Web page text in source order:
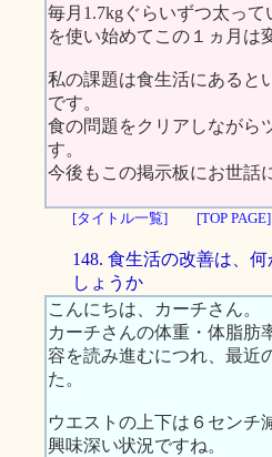
毎月1.7kgぐらいずつ太っ
を使い始めてこの１ヵ月は
私の課題は食生活にあると
です。
食の問題をクリアしながら
す。
今後もこの掲示板にお世話
[タイトル一覧] [TOP PAGE]
148. 食生活の改善は、
しょうか
こんにちは、カーチさん。
カーチさんの体重・体脂肪
容を読み進むにつれ、最近
た。
ウエストの上下は６センチ
興味深い状況ですね。